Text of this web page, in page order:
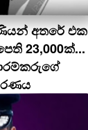
අතරේ එක
23,000ක්...